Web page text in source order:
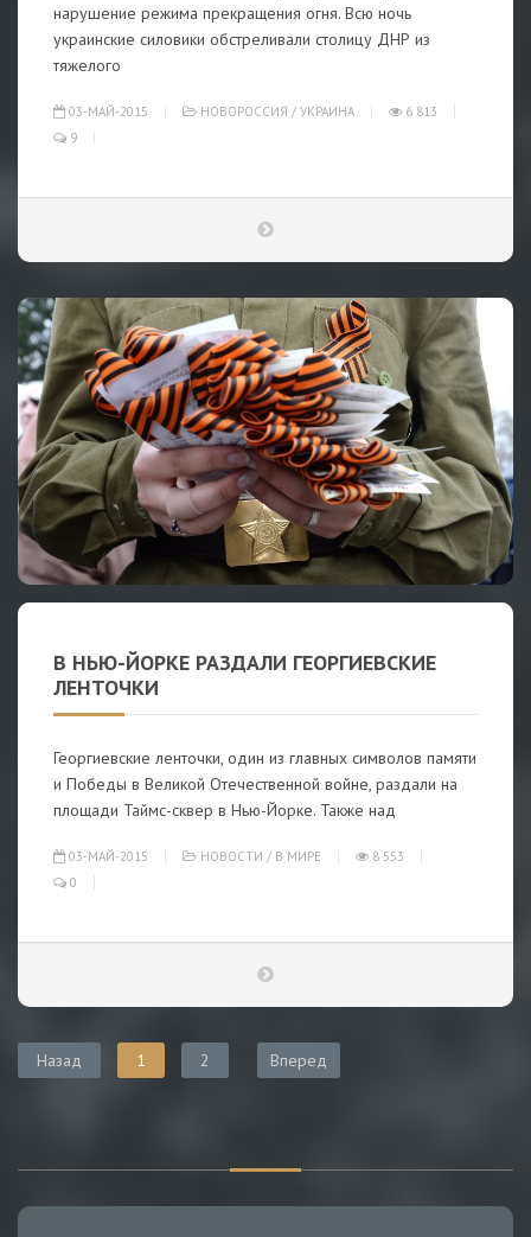
нарушение режима прекращения огня. Всю ночь
украинские силовики обстреливали столицу ДНР из
тяжелого
03-МАЙ-2015 НОВОРОССИЯ / УКРАИНА
6 813
9
В НЬЮ-ЙОРКЕ РАЗДАЛИ ГЕОРГИЕВСКИЕ
ЛЕНТОЧКИ
Георгиевские ленточки, один из главных символов памяти
и Победы в Великой Отечественной войне, раздали на
площади Таймс-сквер в Нью-Йорке. Также над
03-МАЙ-2015 НОВОСТИ / В МИРЕ
8 553
0
Назад 1 2 Вперед